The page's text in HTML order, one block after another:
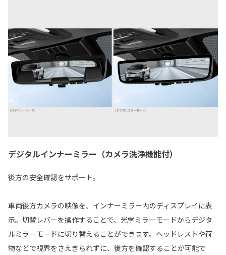
デジタルインナーミラー（カメラ洗浄機能付）
後方の安全確認をサポート。
車両後方カメラの映像を、インナーミラー内のディスプレイに表
示。切替レバーを操作することで、光学ミラーモードからデジタ
ルミラーモードに切り替えることができます。ヘッドレストや荷
物などで視界をさえぎられずに、後方を確認することが可能で